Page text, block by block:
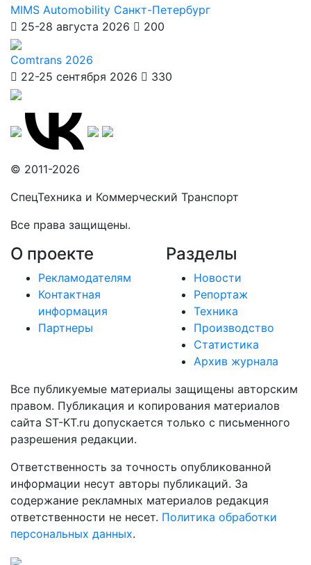
MIMS Automobility Санкт-Петербург
25-28 августа 2026
200
Comtrans 2026
22-25 сентября 2026
330
© 2011-2026
СпецТехника и Коммерческий Транспорт
Все права защищены.
О проекте
Рекламодателям
Контактная
информация
Партнеры
Разделы
Новости
Репортаж
Техника
Производство
Статистика
Архив журнала
Все публикуемые материалы защищены авторским
правом. Публикация и копирования материалов
сайта ST-KT.ru допускается только с письменного
разрешения редакции.
Ответственность за точность опубликованной
информации несут авторы публикаций. За
содержание рекламных материалов редакция
ответственности не несет. Политика обработки
персональных данных.